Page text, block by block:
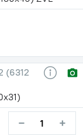
(6312
− +